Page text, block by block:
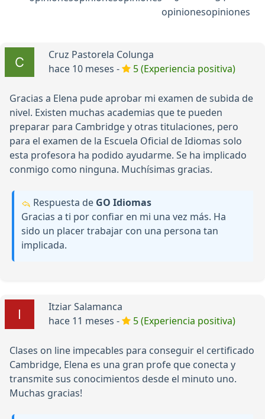
opinionesopiniones
Cruz Pastorela Colunga
hace 10 meses -
5 (Experiencia positiva)
Gracias a Elena pude aprobar mi examen de subida de
nivel. Existen muchas academias que te pueden
preparar para Cambridge y otras titulaciones, pero
para el examen de la Escuela Oficial de Idiomas solo
esta profesora ha podido ayudarme. Se ha implicado
conmigo como ninguna. Muchísimas gracias.
Respuesta de GO Idiomas
Gracias a ti por confiar en mi una vez más. Ha
sido un placer trabajar con una persona tan
implicada.
Itziar Salamanca
hace 11 meses -
5 (Experiencia positiva)
Clases on line impecables para conseguir el certificado
Cambridge, Elena es una gran profe que conecta y
transmite sus conocimientos desde el minuto uno.
Muchas gracias!